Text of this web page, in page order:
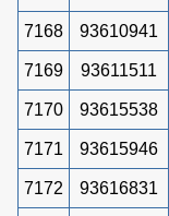
7168 93610941
7169 93611511
7170 93615538
7171 93615946
7172 93616831